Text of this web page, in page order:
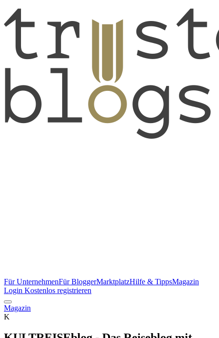
Für UnternehmenFür BloggerMarktplatzHilfe & TippsMagazin
Login Kostenlos registrieren
Magazin
K